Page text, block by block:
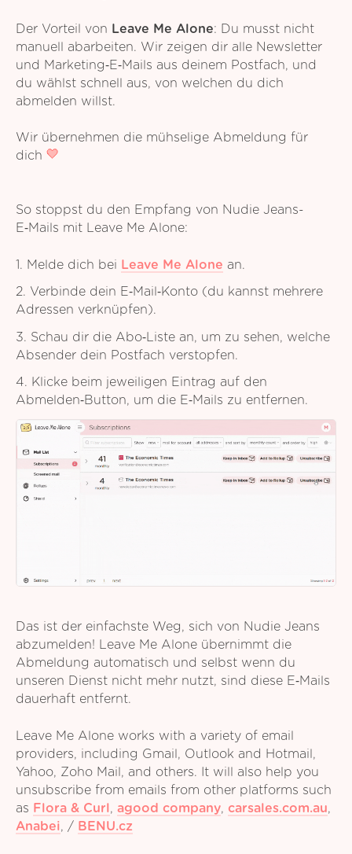
Der Vorteil von Leave Me Alone: Du musst nicht
manuell abarbeiten. Wir zeigen dir alle Newsletter
und Marketing‑E‑Mails aus deinem Postfach, und
du wählst schnell aus, von welchen du dich
abmelden willst.
Wir übernehmen die mühselige Abmeldung für
dich
So stoppst du den Empfang von Nudie Jeans-
E‑Mails mit Leave Me Alone:
1. Melde dich bei Leave Me Alone an.
2. Verbinde dein E‑Mail‑Konto (du kannst mehrere
Adressen verknüpfen).
3. Schau dir die Abo‑Liste an, um zu sehen, welche
Absender dein Postfach verstopfen.
4. Klicke beim jeweiligen Eintrag auf den
Abmelden‑Button, um die E‑Mails zu entfernen.
Das ist der einfachste Weg, sich von Nudie Jeans
abzumelden! Leave Me Alone übernimmt die
Abmeldung automatisch und selbst wenn du
unseren Dienst nicht mehr nutzt, sind diese E‑Mails
dauerhaft entfernt.
Leave Me Alone works with a variety of email
providers, including Gmail, Outlook and Hotmail,
Yahoo, Zoho Mail, and others. It will also help you
unsubscribe from emails from other platforms such
as Flora & Curl, agood company, carsales.com.au,
Anabei, / BENU.cz